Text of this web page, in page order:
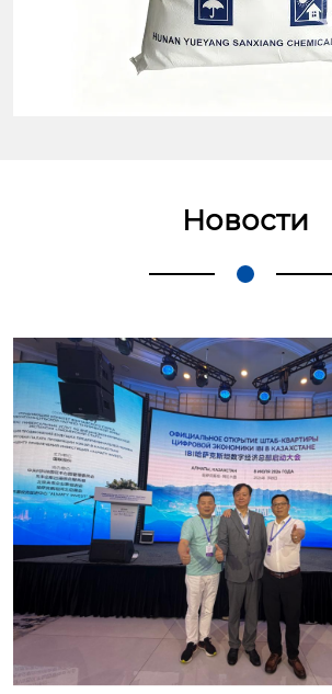
Новости